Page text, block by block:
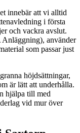
innebär att vi alltid
i första
och vackra avslut.
använder
som passar just
höjdsättningar,
är lätt att underhålla.
hjälpa till med
vid mur över